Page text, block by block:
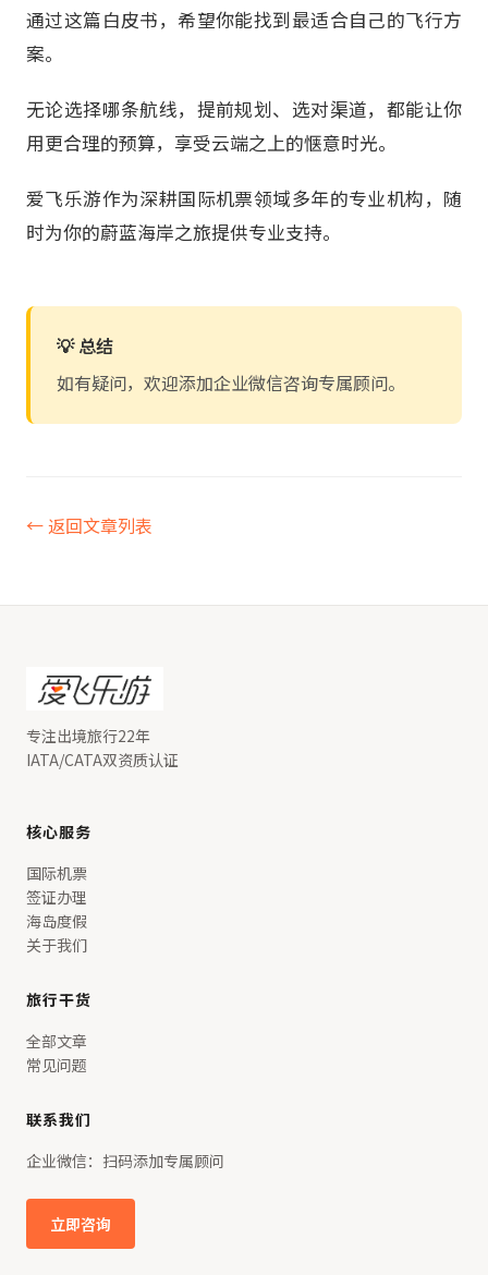
通过这篇白皮书，希望你能找到最适合自己的飞行方
案。
无论选择哪条航线，提前规划、选对渠道，都能让你
用更合理的预算，享受云端之上的惬意时光。
爱飞乐游作为深耕国际机票领域多年的专业机构，随
时为你的蔚蓝海岸之旅提供专业支持。
💡 总结
如有疑问，欢迎添加企业微信咨询专属顾问。
← 返回文章列表
专注出境旅行22年
IATA/CATA双资质认证
核心服务
国际机票
签证办理
海岛度假
关于我们
旅行干货
全部文章
常见问题
联系我们
企业微信：扫码添加专属顾问
立即咨询